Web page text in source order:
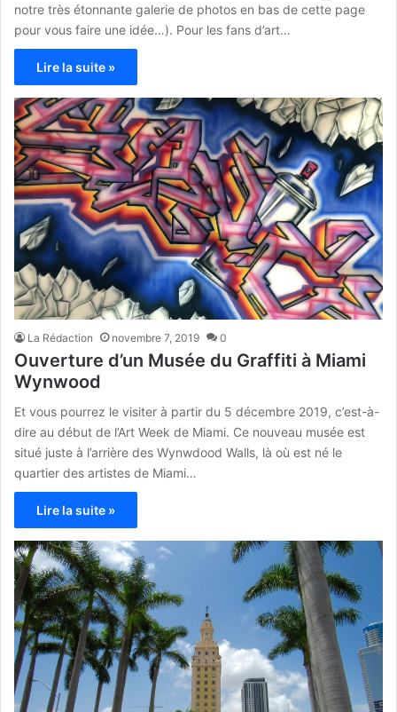
notre très étonnante galerie de photos en bas de cette page
pour vous faire une idée…). Pour les fans d’art…
Lire la suite »
La Rédaction novembre 7, 2019 0
Ouverture d’un Musée du Graffiti à Miami
Wynwood
Et vous pourrez le visiter à partir du 5 décembre 2019, c’est-à-
dire au début de l’Art Week de Miami. Ce nouveau musée est
situé juste à l’arrière des Wynwdood Walls, là où est né le
quartier des artistes de Miami…
Lire la suite »